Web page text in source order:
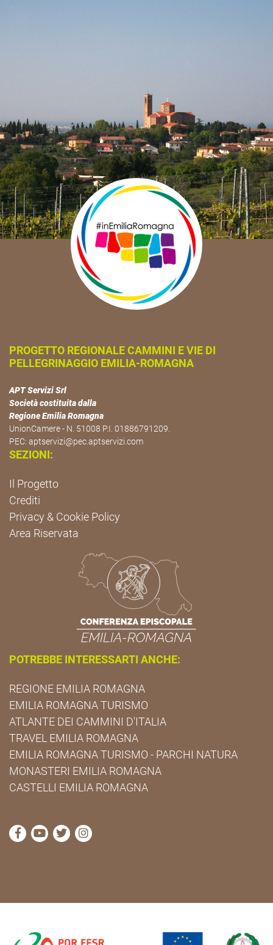
PROGETTO REGIONALE CAMMINI E VIE DI
PELLEGRINAGGIO EMILIA-ROMAGNA
APT Servizi Srl
Società costituita dalla
Regione Emilia Romagna
UnionCamere - N. 51008 P.I. 01886791209.
PEC: aptservizi@pec.aptservizi.com
SEZIONI:
Il Progetto
Crediti
Privacy & Cookie Policy
Area Riservata
POTREBBE INTERESSARTI ANCHE:
REGIONE EMILIA ROMAGNA
EMILIA ROMAGNA TURISMO
ATLANTE DEI CAMMINI D'ITALIA
TRAVEL EMILIA ROMAGNA
EMILIA ROMAGNA TURISMO - PARCHI NATURA
MONASTERI EMILIA ROMAGNA
CASTELLI EMILIA ROMAGNA
visita la pagina Facebook di Cammini Emilia-
visita la pagina YouTube di Cammini Emilia-
visita la pagina Twitter di Cammini Emilia-
visita la pagina Instagram di Cammini